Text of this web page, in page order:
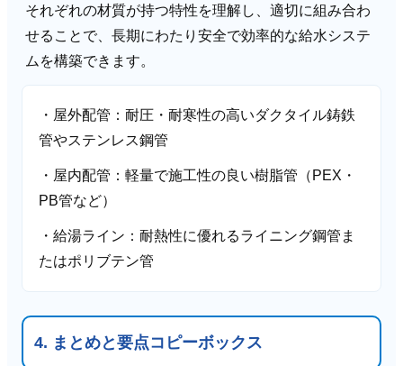
それぞれの材質が持つ特性を理解し、適切に組み合わ
せることで、長期にわたり安全で効率的な給水システ
ムを構築できます。
・屋外配管：耐圧・耐寒性の高いダクタイル鋳鉄
管やステンレス鋼管
・屋内配管：軽量で施工性の良い樹脂管（PEX・
PB管など）
・給湯ライン：耐熱性に優れるライニング鋼管ま
たはポリブテン管
4. まとめと要点コピーボックス